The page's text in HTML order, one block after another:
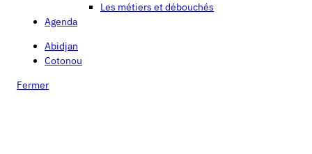
Les métiers et débouchés
Agenda
Abidjan
Cotonou
Fermer